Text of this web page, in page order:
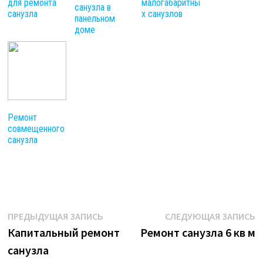
для ремонта
санузла
санузла в
панельном
доме
малогабаритны
х санузлов
Ремонт
совмещенного
санузла
Навигация
по
записям
ПРЕДЫДУЩАЯ ЗАПИСЬПредыдущая
запись:
Капитальный ремонт
санузла
СЛЕДУЮЩАЯ ЗАПИСЬ
Ремонт санузла 6 кв м